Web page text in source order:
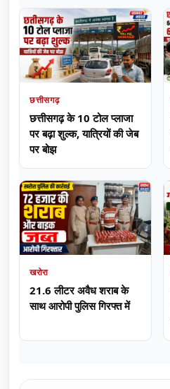
छत्तीसगढ़
छत्तीसगढ़ के 10 टोल प्लाजा
पर बढ़ा शुल्क, यात्रियों की जेब
पर बोझ
खरोरा
21.6 लीटर अवैध शराब के
साथ आरोपी पुलिस गिरफ्त में